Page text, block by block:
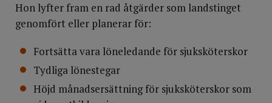
Hon lyfter fram en rad åtgärder som landstinget
genomfört eller planerar för:
Fortsätta vara löneledande för sjuksköterskor
Tydliga lönestegar
Höjd månadsersättning för sjuksköterskor som